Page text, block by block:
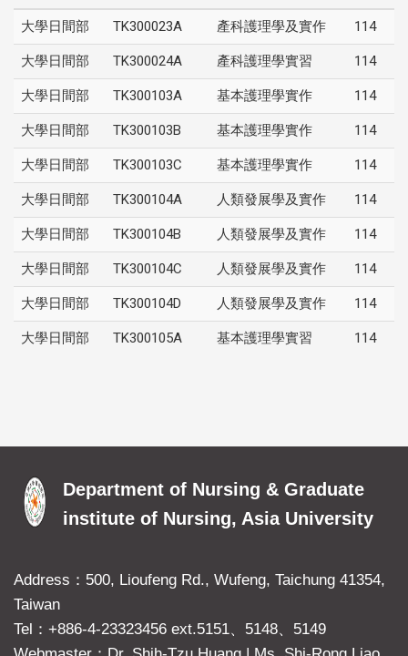
大學日間部 TK300023A 產科護理學及實作 114
大學日間部 TK300024A 產科護理學實習 114
大學日間部 TK300103A 基本護理學實作 114
大學日間部 TK300103B 基本護理學實作 114
大學日間部 TK300103C 基本護理學實作 114
大學日間部 TK300104A 人類發展學及實作 114
大學日間部 TK300104B 人類發展學及實作 114
大學日間部 TK300104C 人類發展學及實作 114
大學日間部 TK300104D 人類發展學及實作 114
大學日間部 TK300105A 基本護理學實習 114
Department of Nursing & Graduate
institute of Nursing, Asia University
Address：500, Lioufeng Rd., Wufeng, Taichung 41354,
Taiwan
Tel：+886-4-23323456 ext.5151、5148、5149